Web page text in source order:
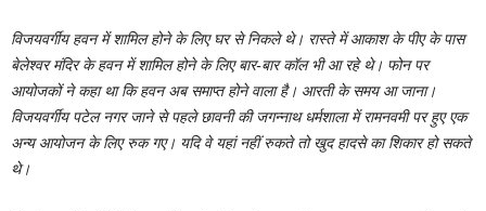
विजयवर्गीय हवन में शामिल होने के लिए घर से निकले थे। रास्ते में आकाश के पीए के पास
बेलेश्वर मंदिर के हवन में शामिल होने के लिए बार-बार कॉल भी आ रहे थे। फोन पर
आयोजकों ने कहा था कि हवन अब समाप्त होने वाला है। आरती के समय आ जाना।
विजयवर्गीय पटेल नगर जाने से पहले छावनी की जगन्नाथ धर्मशाला में रामनवमी पर हुए एक
अन्य आयोजन के लिए रुक गए। यदि वे यहां नहीं रुकते तो खुद हादसे का शिकार हो सकते
थे।